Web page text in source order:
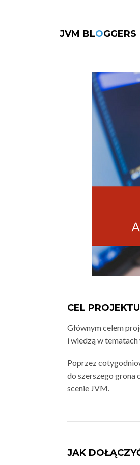
JVM BLOGGERS
CEL PROJEKTU
Głównym celem
i wiedzą w
Poprzez
do szerszego grona
scenie JVM.
JAK